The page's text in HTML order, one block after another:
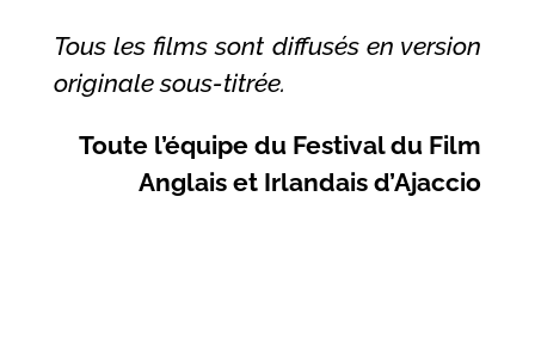
Tous les films sont diffusés en version
originale sous-titrée.
Toute l’équipe du Festival du Film
Anglais et Irlandais d’Ajaccio